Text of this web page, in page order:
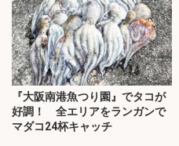
『大阪南港魚つり園』でタコが
好調！ 全エリアをランガンで
マダコ24杯キャッチ